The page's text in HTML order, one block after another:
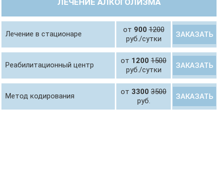
ЛЕЧЕНИЕ АЛКОГОЛИЗМА
Лечение в стационаре от 9001200
руб./сутки
ЗАКАЗАТЬ
Реабилитационный центр от 1200 1500
руб./сутки
ЗАКАЗАТЬ
Метод кодирования от 3300 3500
руб.
ЗАКАЗАТЬ